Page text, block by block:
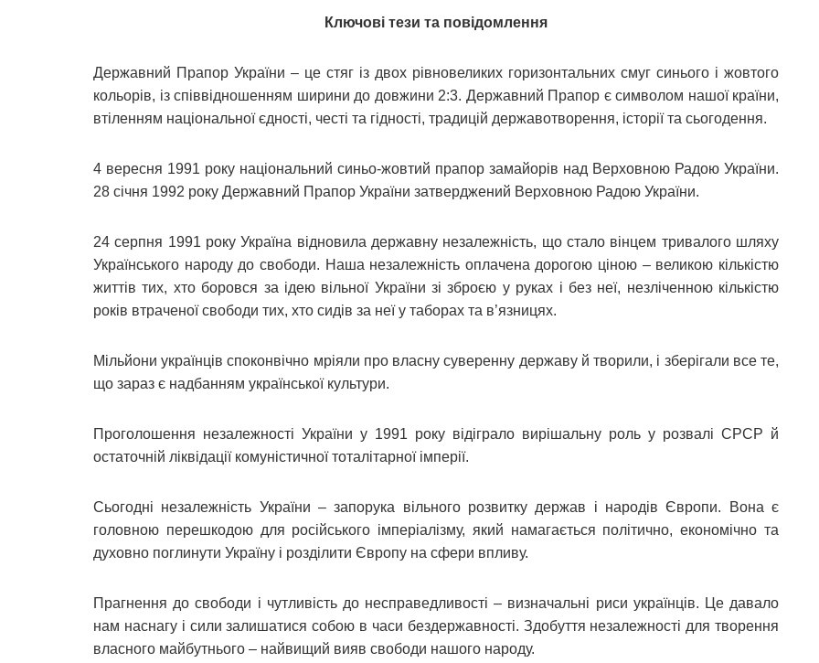
Ключові тези та повідомлення
Державний Прапор України – це стяг із двох рівновеликих горизонтальних смуг синього і жовтого
кольорів, із співвідношенням ширини до довжини 2:3. Державний Прапор є символом нашої країни,
втіленням національної єдності, честі та гідності, традицій державотворення, історії та сьогодення.
4 вересня 1991 року національний синьо-жовтий прапор замайорів над Верховною Радою України.
28 січня 1992 року Державний Прапор України затверджений Верховною Радою України.
24 серпня 1991 року Україна відновила державну незалежність, що стало вінцем тривалого шляху
Українського народу до свободи. Наша незалежність оплачена дорогою ціною – великою кількістю
життів тих, хто боровся за ідею вільної України зі зброєю у руках і без неї, незліченною кількістю
років втраченої свободи тих, хто сидів за неї у таборах та в’язницях.
Мільйони українців споконвічно мріяли про власну суверенну державу й творили, і зберігали все те,
що зараз є надбанням української культури.
Проголошення незалежності України у 1991 року відіграло вирішальну роль у розвалі СРСР й
остаточній ліквідації комуністичної тоталітарної імперії.
Сьогодні незалежність України – запорука вільного розвитку держав і народів Європи. Вона є
головною перешкодою для російського імперіалізму, який намагається політично, економічно та
духовно поглинути Україну і розділити Європу на сфери впливу.
Прагнення до свободи і чутливість до несправедливості – визначальні риси українців. Це давало
нам наснагу і сили залишатися собою в часи бездержавності. Здобуття незалежності для творення
власного майбутнього – найвищий вияв свободи нашого народу.